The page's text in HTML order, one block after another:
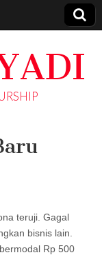
teruji. Gagal
bisnis lain.
Rp 500